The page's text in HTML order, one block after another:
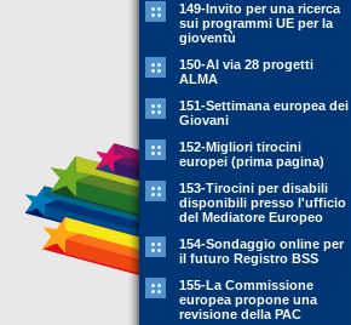
149-Invito per una ricerca
sui programmi UE per la
gioventù
150-Al via 28 progetti
ALMA
151-Settimana europea dei
Giovani
152-Migliori tirocini
europei (prima pagina)
153-Tirocini per disabili
disponibili presso l'ufficio
del Mediatore Europeo
154-Sondaggio online per
il futuro Registro BSS
155-La Commissione
europea propone una
revisione della PAC